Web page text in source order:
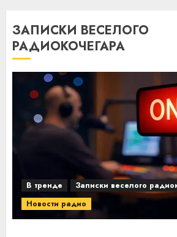
ЗАПИСКИ ВЕСЕЛОГО
РАДИОКОЧЕГАРА
В тренде
Записки веселого
Новости радио